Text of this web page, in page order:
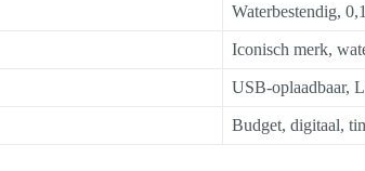
Waterbestendig,
Iconisch merk,
USB-oplaadbaar,
Budget, digitaal,